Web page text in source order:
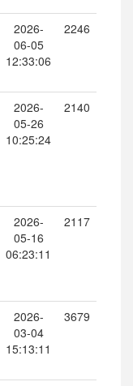
2026-
06-05
12:33:06
2246
2026-
05-26
10:25:24
2140
2026-
05-16
06:23:11
2117
2026-
03-04
15:13:11
3679